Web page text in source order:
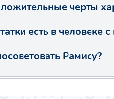
черты
есть в человеке
Рамису?